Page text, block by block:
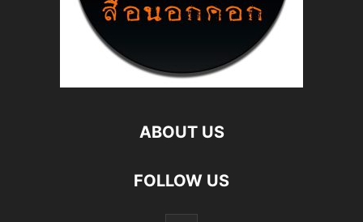
ABOUT US
FOLLOW US